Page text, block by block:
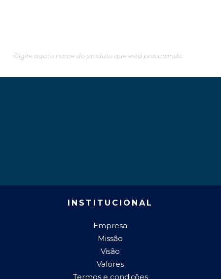
INSTITUCIONAL
Empresa
Missão
Visão
Valores
Termos e condições